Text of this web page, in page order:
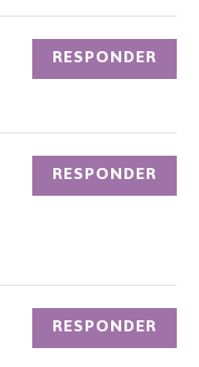
RESPONDER
RESPONDER
RESPONDER